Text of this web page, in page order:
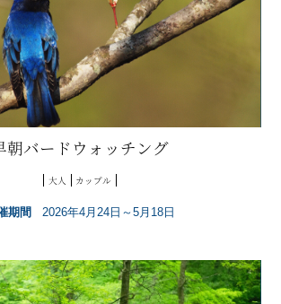
朝バードウォッチング
大人 カップル
期間 2026年4月24日～5月18日